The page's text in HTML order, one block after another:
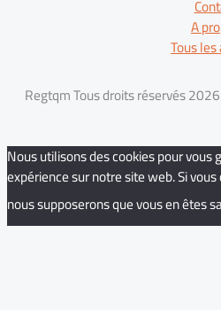
A
Tous
Regtqm Tous droits réservés 2026
Nous utilisons des cookies pour
expérience sur notre site web. Si
nous supposerons que vous en êtes